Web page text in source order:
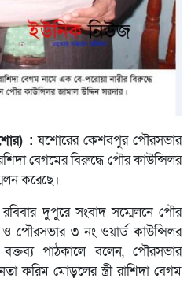
: যশোরের কেশবপুর পৌরসভার
বেগমের বিরুদ্ধে পৌর কাউন্সিলর
করেছে।
দুপুরে সংবাদ সম্মেলনে পৌর
পৌরসভার ৩ নং ওয়ার্ড কাউন্সিলর
পাঠকালে বলেন, পৌরসভার
করিম মোড়লের স্ত্রী রাশিদা বেগম